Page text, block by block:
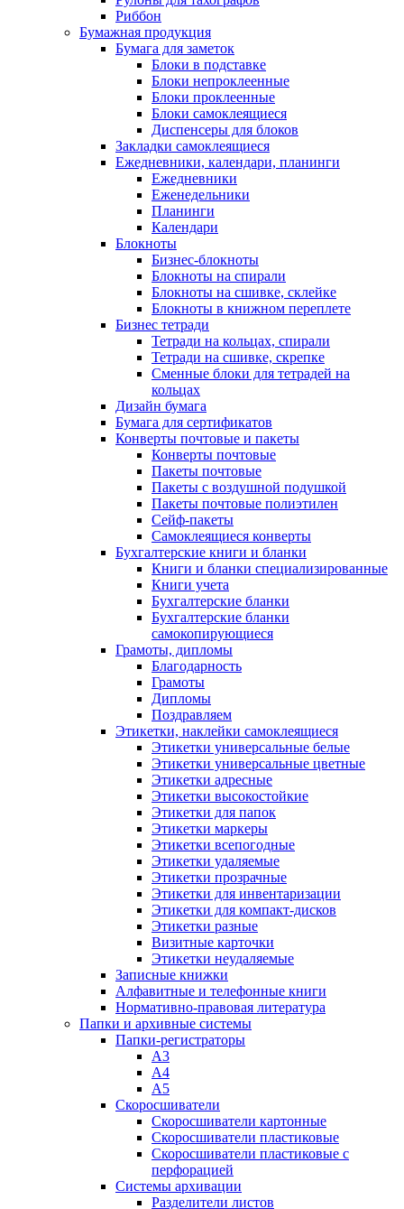
Риббон
Бумажная продукция
Бумага для заметок
Блоки в подставке
Блоки непроклеенные
Блоки проклеенные
Блоки самоклеящиеся
Диспенсеры для блоков
Закладки самоклеящиеся
Ежедневники, календари, планинги
Ежедневники
Еженедельники
Планинги
Календари
Блокноты
Бизнес-блокноты
Блокноты на спирали
Блокноты на сшивке, склейке
Блокноты в книжном переплете
Бизнес тетради
Тетради на кольцах, спирали
Тетради на сшивке, скрепке
Сменные блоки для тетрадей на
кольцах
Дизайн бумага
Бумага для сертификатов
Конверты почтовые и пакеты
Конверты почтовые
Пакеты почтовые
Пакеты с воздушной подушкой
Пакеты почтовые полиэтилен
Сейф-пакеты
Самоклеящиеся конверты
Бухгалтерские книги и бланки
Книги и бланки специализированные
Книги учета
Бухгалтерские бланки
Бухгалтерские бланки
самокопирующиеся
Грамоты, дипломы
Благодарность
Грамоты
Дипломы
Поздравляем
Этикетки, наклейки самоклеящиеся
Этикетки универсальные белые
Этикетки универсальные цветные
Этикетки адресные
Этикетки высокостойкие
Этикетки для папок
Этикетки маркеры
Этикетки всепогодные
Этикетки удаляемые
Этикетки прозрачные
Этикетки для инвентаризации
Этикетки для компакт-дисков
Этикетки разные
Визитные карточки
Этикетки неудаляемые
Записные книжки
Алфавитные и телефонные книги
Нормативно-правовая литература
Папки и архивные системы
Папки-регистраторы
А3
А4
А5
Скоросшиватели
Скоросшиватели картонные
Скоросшиватели пластиковые
Скоросшиватели пластиковые с
перфорацией
Системы архивации
Разделители листов